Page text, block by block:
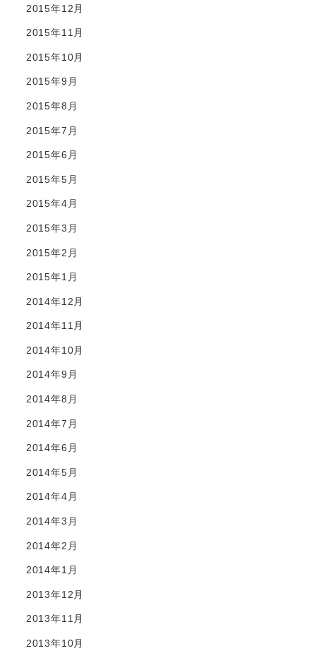
2015年12月
2015年11月
2015年10月
2015年9月
2015年8月
2015年7月
2015年6月
2015年5月
2015年4月
2015年3月
2015年2月
2015年1月
2014年12月
2014年11月
2014年10月
2014年9月
2014年8月
2014年7月
2014年6月
2014年5月
2014年4月
2014年3月
2014年2月
2014年1月
2013年12月
2013年11月
2013年10月